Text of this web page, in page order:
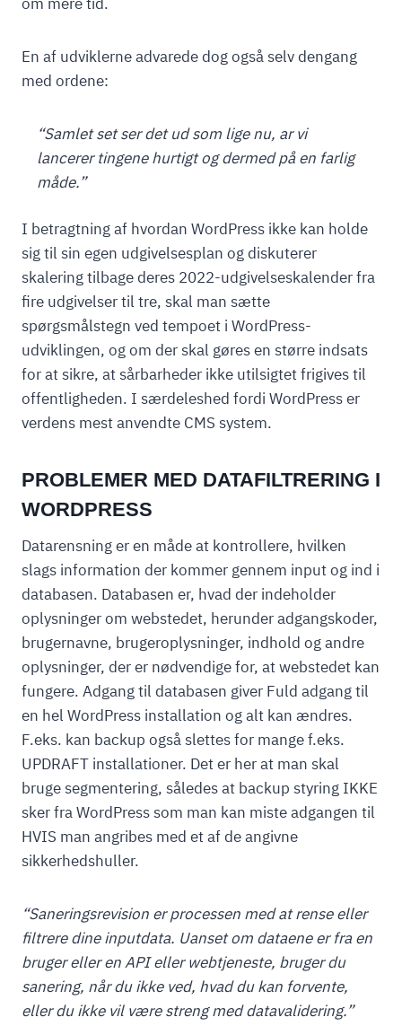
En af udviklerne advarede dog også selv dengang
med ordene:
“Samlet set ser det ud som lige nu, ar vi
lancerer tingene hurtigt og dermed på en farlig
måde.”
I betragtning af hvordan WordPress ikke kan holde
sig til sin egen udgivelsesplan og diskuterer
skalering tilbage deres 2022-udgivelseskalender fra
fire udgivelser til tre, skal man sætte
spørgsmålstegn ved tempoet i WordPress-
udviklingen, og om der skal gøres en større indsats
for at sikre, at sårbarheder ikke utilsigtet frigives til
offentligheden. I særdeleshed fordi WordPress er
verdens mest anvendte CMS system.
PROBLEMER MED DATAFILTRERING I
WORDPRESS
Datarensning er en måde at kontrollere, hvilken
slags information der kommer gennem input og ind i
databasen. Databasen er, hvad der indeholder
oplysninger om webstedet, herunder adgangskoder,
brugernavne, brugeroplysninger, indhold og andre
oplysninger, der er nødvendige for, at webstedet kan
fungere. Adgang til databasen giver Fuld adgang til
en hel WordPress installation og alt kan ændres.
F.eks. kan backup også slettes for mange f.eks.
UPDRAFT installationer. Det er her at man skal
bruge segmentering, således at backup styring IKKE
sker fra WordPress som man kan miste adgangen til
HVIS man angribes med et af de angivne
sikkerhedshuller.
“Saneringsrevision er processen med at rense eller
filtrere dine inputdata. Uanset om dataene er fra en
bruger eller en API eller webtjeneste, bruger du
sanering, når du ikke ved, hvad du kan forvente,
eller du ikke vil være streng med datavalidering.”